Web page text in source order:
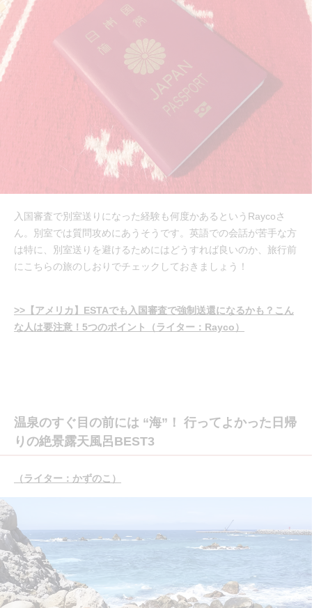
入国審査で別室送りになった経験も何度かあるというRaycoさ
ん。別室では質問攻めにあうそうです。英語での会話が苦手な方
は特に、別室送りを避けるためにはどうすれば良いのか、旅行前
にこちらの旅のしおりでチェックしておきましょう！
>>【アメリカ】ESTAでも入国審査で強制送還になるかも？こん
な人は要注意！5つのポイント（ライター：Rayco）
温泉のすぐ目の前には “海”！ 行ってよかった日帰
りの絶景露天風呂BEST3
（ライター：かずのこ）